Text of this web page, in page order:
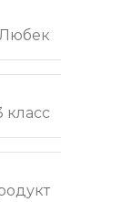
класс